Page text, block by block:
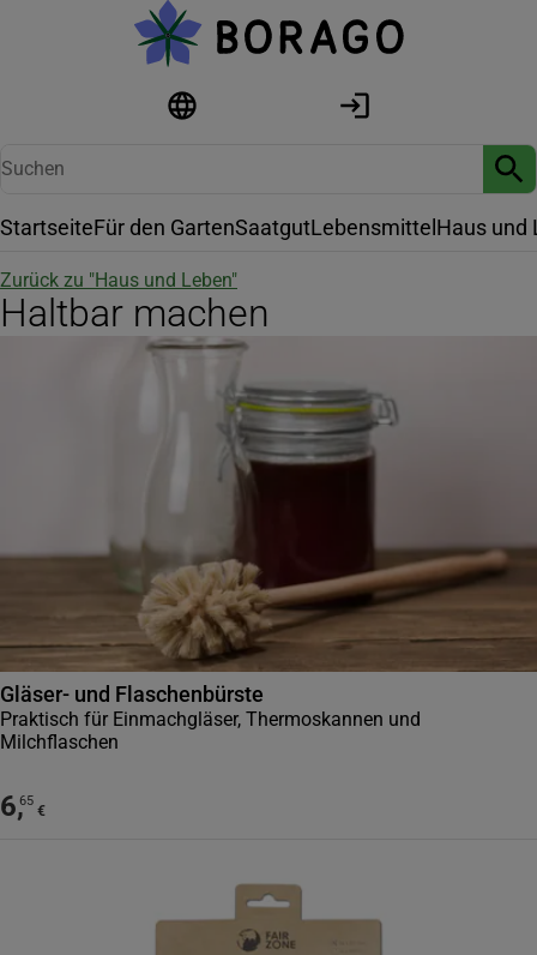
StartseiteFür den GartenSaatgutLebensmittel Haus und
Zurück zu "Haus und Leben"
Haltbar machen
Gläser- und Flaschenbürste
Praktisch für Einmachgläser, Thermoskannen und
Milchflaschen
6,65
€